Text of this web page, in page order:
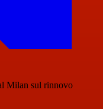
Milan sul rinnovo